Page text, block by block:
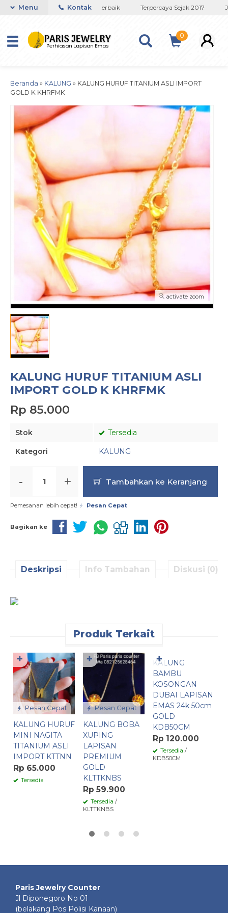
Toko Titanium Lapisan Emas Terbaik Terpercaya Sejak 2017
Menu Kontak
0
Beranda » KALUNG » KALUNG HURUF TITANIUM ASLI IMPORT
GOLD K KHRFMK
activate zoom
KALUNG HURUF TITANIUM ASLI
IMPORT GOLD K KHRFMK
Rp 85.000
Stok Tersedia
Kategori KALUNG
- + Tambahkan ke Keranjang
Pemesanan lebih cepat! Pesan Cepat
Bagikan ke
Deskripsi Info Tambahan Diskusi (0)
Produk Terkait
Pesan Cepat
KALUNG HURUF
MINI NAGITA
TITANIUM ASLI
IMPORT KTTNN
Rp 65.000
Tersedia
✚
Pesan Cepat
KALUNG BOBA
XUPING
LAPISAN
PREMIUM
GOLD
KLTTKNBS
Rp 59.900
Tersedia /
KLTTKNBS
✚
KALUNG
BAMBU
KOSONGAN
DUBAI LAPISAN
EMAS 24k 50cm
GOLD
KDB50CM
Rp 120.000
Tersedia /
KDB50CM
✚
Paris Jewelry Counter
Jl Diponegoro No 01
(belakang Pos Polisi Kanaan)